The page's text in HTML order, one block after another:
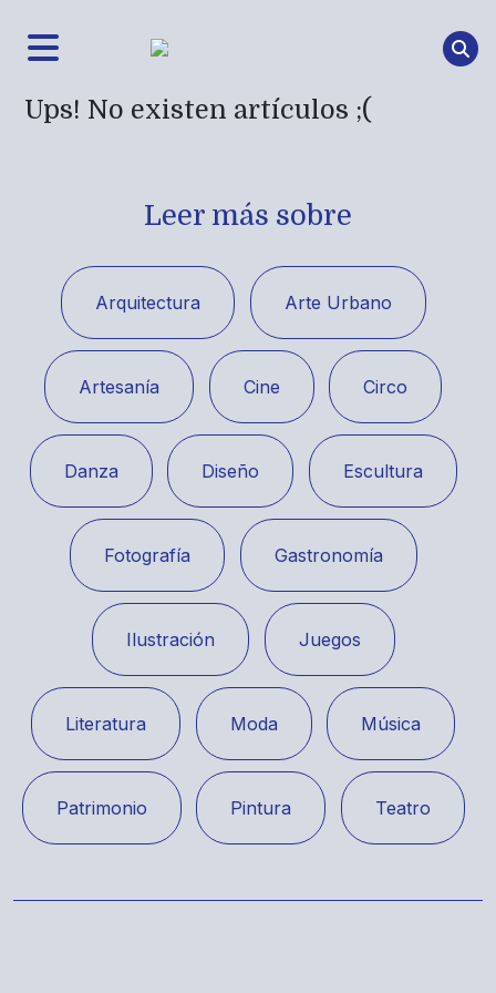
Ups! No existen artículos ;(
Leer más sobre
Arquitectura Arte Urbano
Artesanía Cine Circo
Danza Diseño Escultura
Fotografía Gastronomía
Ilustración Juegos
Literatura Moda Música
Patrimonio Pintura Teatro